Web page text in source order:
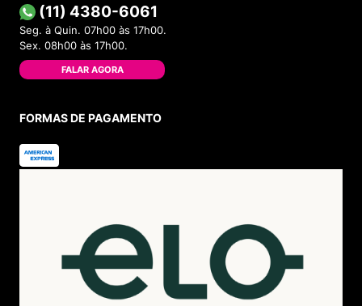
(11) 4380-6061
Seg. à Quin. 07h00 às 17h00.
Sex. 08h00 às 17h00.
FALAR AGORA
FORMAS DE PAGAMENTO